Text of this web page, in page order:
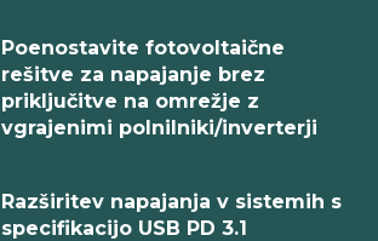
Poenostavite fotovoltaične
rešitve za napajanje brez
priključitve na omrežje z
vgrajenimi polnilniki/inverterji
Razširitev napajanja v sistemih s
specifikacijo USB PD 3.1